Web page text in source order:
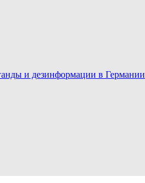
и дезинформации в Германии